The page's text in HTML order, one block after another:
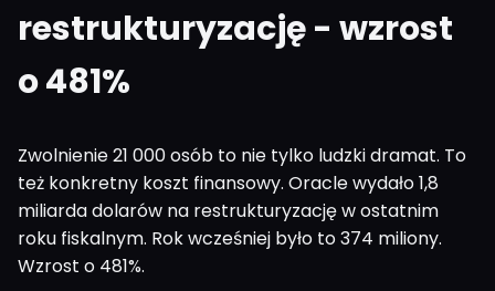
restrukturyzację - wzrost
o 481%
Zwolnienie 21 000 osób to nie tylko ludzki dramat. To
też konkretny koszt finansowy. Oracle wydało 1,8
miliarda dolarów na restrukturyzację w ostatnim
roku fiskalnym. Rok wcześniej było to 374 miliony.
Wzrost o 481%.